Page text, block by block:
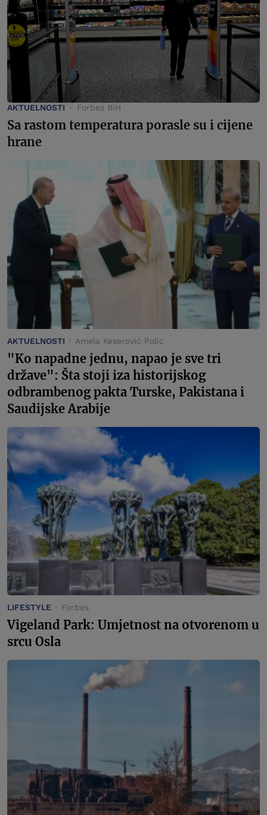
AKTUELNOSTI Forbes BiH
Sa rastom temperatura porasle su i cijene
hrane
AKTUELNOSTI Amela Keserović Polić
"Ko napadne jednu, napao je sve tri
države": Šta stoji iza historijskog
odbrambenog pakta Turske, Pakistana i
Saudijske Arabije
LIFESTYLE Forbes
Vigeland Park: Umjetnost na otvorenom u
srcu Osla